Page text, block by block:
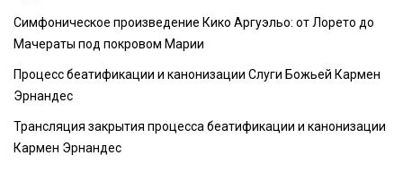
Симфоническое произведение Кико Аргуэльо: от Лорето до
Мачераты под покровом Марии
Процесс беатификации и канонизации Слуги Божьей Кармен
Эрнандес
Трансляция закрытия процесса беатификации и канонизации
Кармен Эрнандес